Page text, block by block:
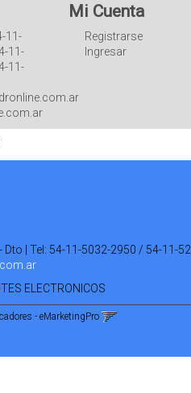
11-
11-
11-
Mi Cuenta
Registrarse
Ingresar
Dto | Tel: 54-11-5032-2950 / 54-11-
ELECTRONICOS
- eMarketingPro